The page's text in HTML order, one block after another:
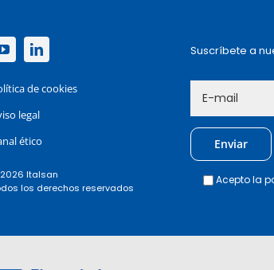
de cookies
legal
ético
Italsan
los derechos reservados
Suscríbete a
Acepto la